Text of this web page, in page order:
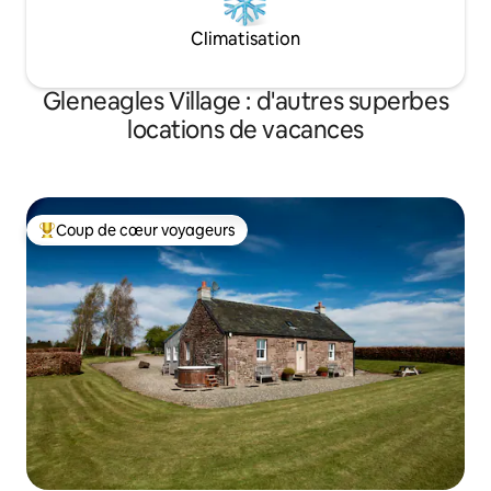
Climatisation
Gleneagles Village : d'autres superbes
locations de vacances
Coups de cœur voyageurs les plus appréciés
Coup de cœur voyageurs